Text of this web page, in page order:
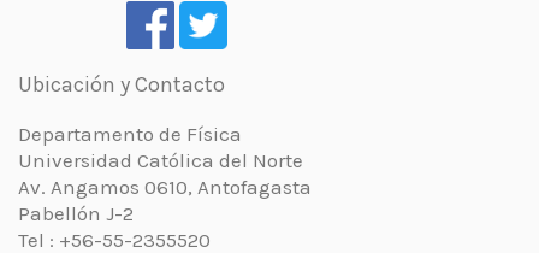
Ubicación y Contacto
Departamento de Física
Universidad Católica del Norte
Av. Angamos 0610, Antofagasta
Pabellón J-2
Tel : +56-55-2355520